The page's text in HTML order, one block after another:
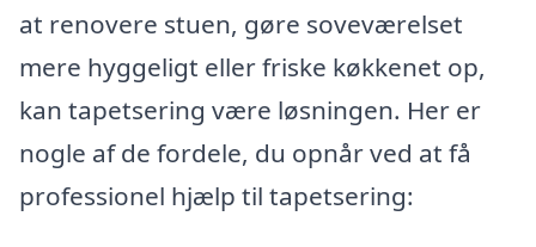
at renovere stuen, gøre soveværelset
mere hyggeligt eller friske køkkenet op,
kan tapetsering være løsningen. Her er
nogle af de fordele, du opnår ved at få
professionel hjælp til tapetsering: